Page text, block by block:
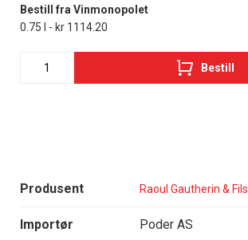
Produsent Raoul Gautherin & Fils
Importør Poder AS
Bestill fra Vinmonopolet
0.75 l - kr 1114.20
Bestill